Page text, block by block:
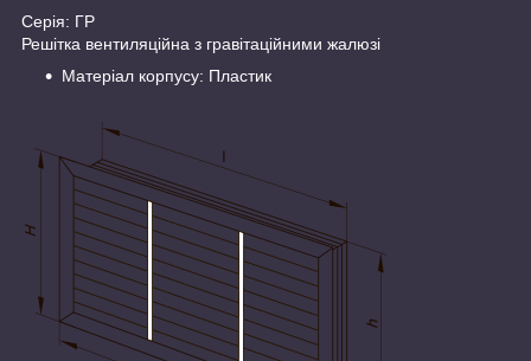
Серія: ГР
Решітка вентиляційна з гравітаційними жалюзі
Матеріал корпусу: Пластик